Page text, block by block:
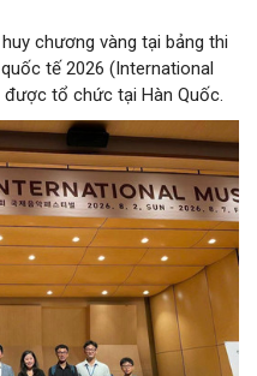
chương vàng tại bảng thi
tế 2026 (International
tổ chức tại Hàn Quốc.